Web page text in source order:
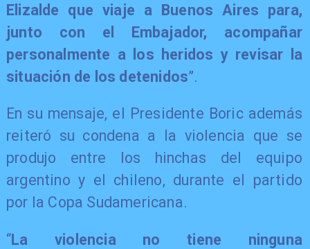
Elizalde que viaje a Buenos Aires para,
junto con el Embajador, acompañar
personalmente a los heridos y revisar la
situación de los detenidos”.
En su mensaje, el Presidente Boric además
reiteró su condena a la violencia que se
produjo entre los hinchas del equipo
argentino y el chileno, durante el partido
por la Copa Sudamericana.
“La violencia no tiene ninguna